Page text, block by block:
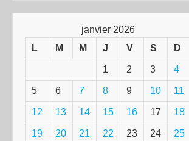
janvier 2026
L
M M J V S D
1 2 3 4
5 6 7 8 9 10 11
12 13 14 15 16 17 18
19 20 21 22 23 24 25